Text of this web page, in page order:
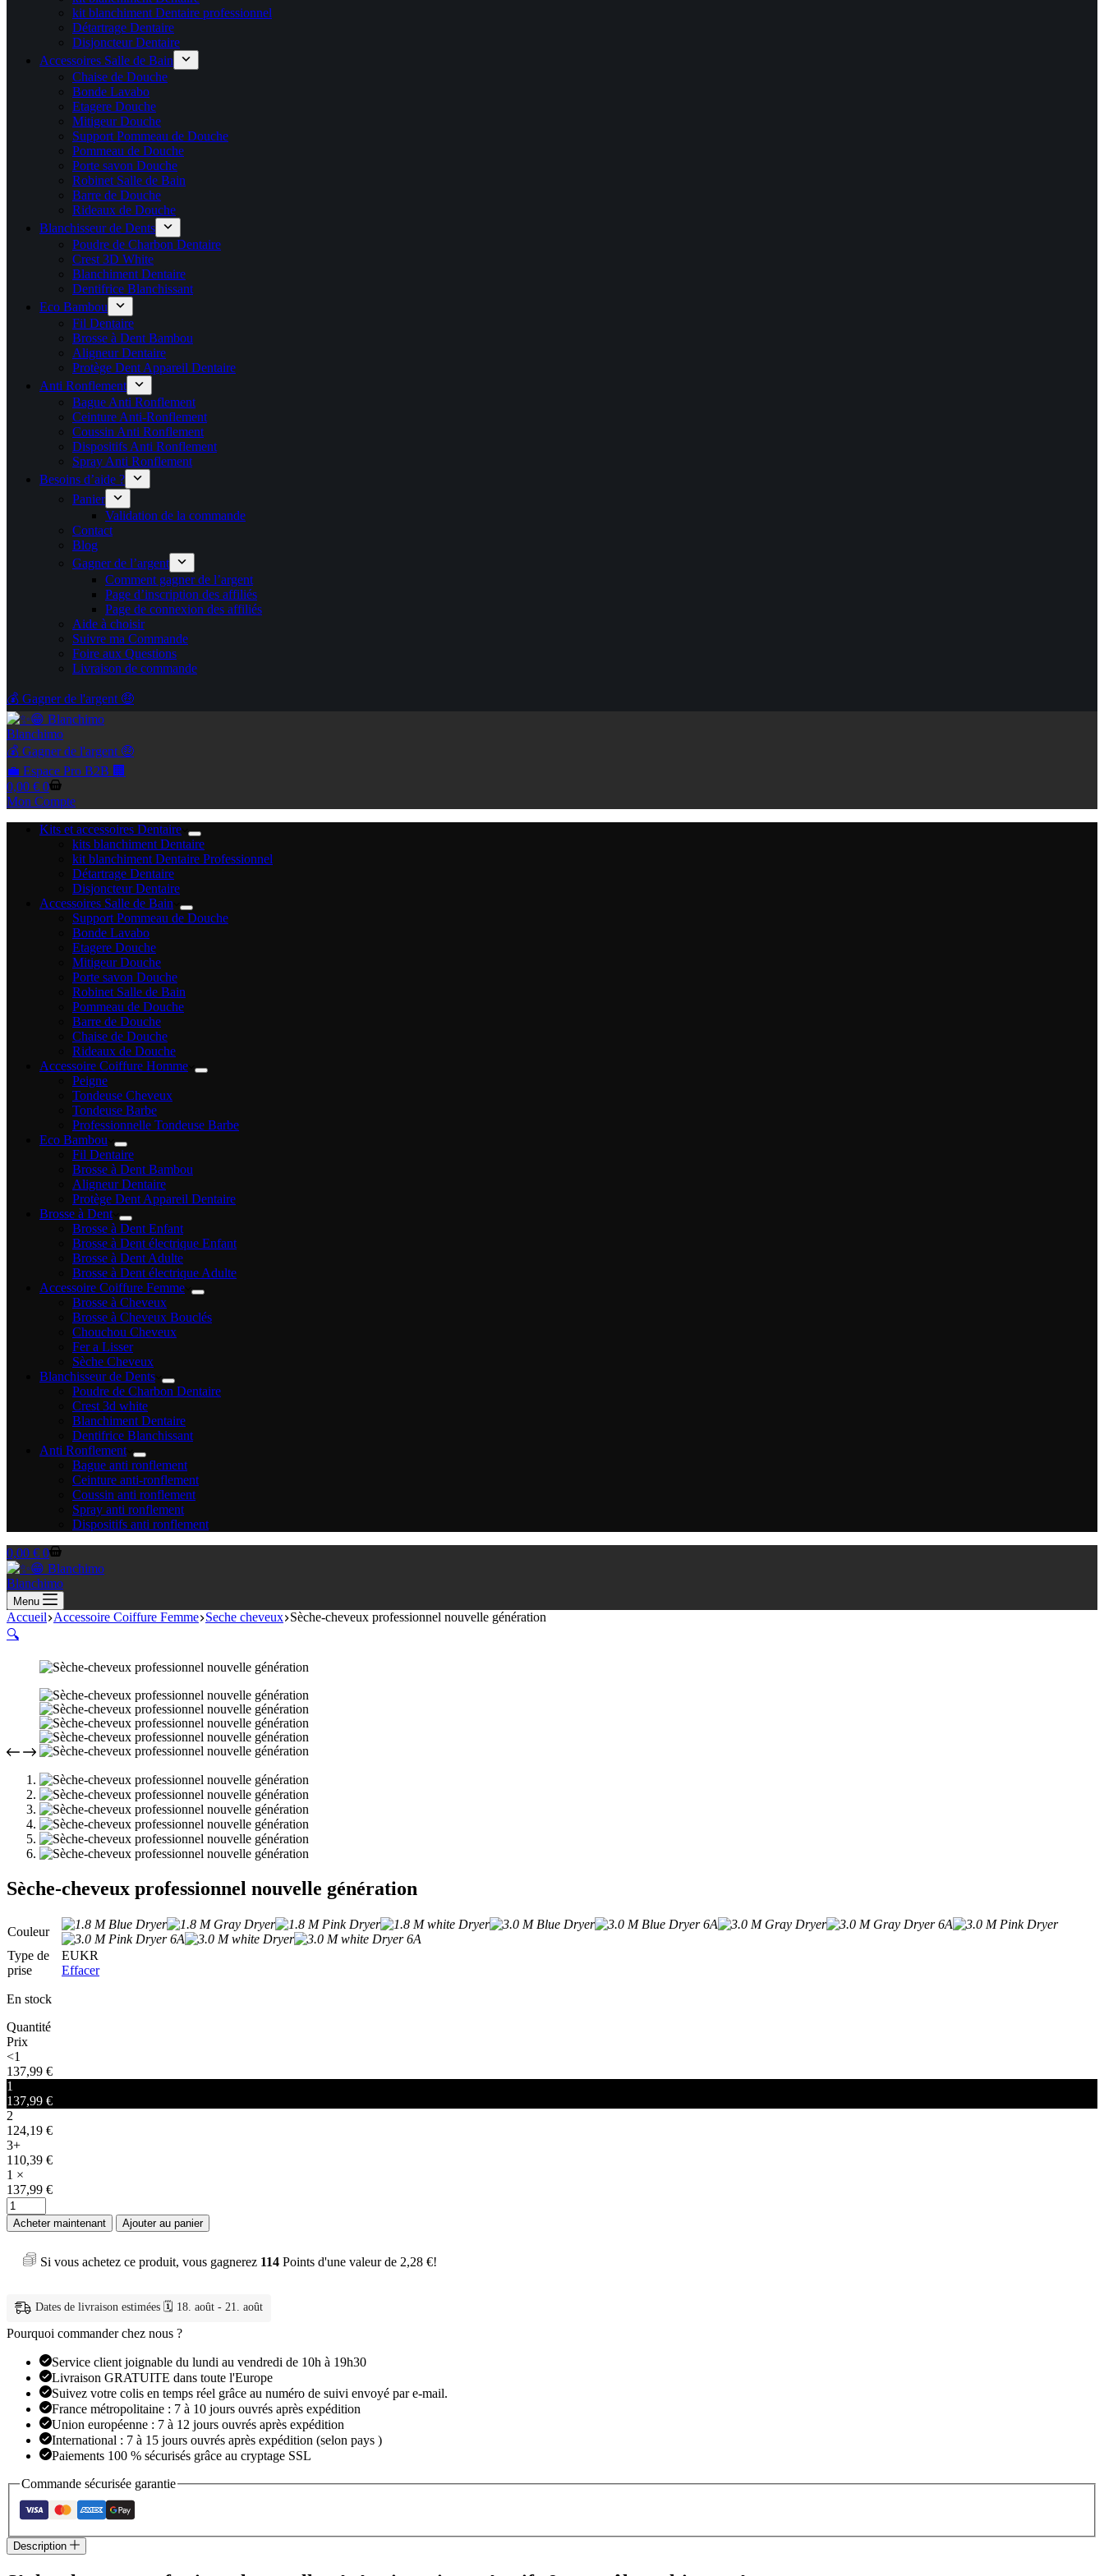
kit blanchiment Dentaire professionnel
Détartrage Dentaire
Disjoncteur Dentaire
Accessoires Salle de Bain
Chaise de Douche
Bonde Lavabo
Etagere Douche
Mitigeur Douche
Support Pommeau de Douche
Pommeau de Douche
Porte savon Douche
Robinet Salle de Bain
Barre de Douche
Rideaux de Douche
Blanchisseur de Dents
Poudre de Charbon Dentaire
Crest 3D White
Blanchiment Dentaire
Dentifrice Blanchissant
Eco Bambou
Fil Dentaire
Brosse à Dent Bambou
Aligneur Dentaire
Protège Dent Appareil Dentaire
Anti Ronflement
Bague Anti Ronflement
Ceinture Anti-Ronflement
Coussin Anti Ronflement
Dispositifs Anti Ronflement
Spray Anti Ronflement
Besoins d’aide ?
Panier
Validation de la commande
Contact
Blog
Gagner de l’argent
Comment gagner de l’argent
Page d’inscription des affiliés
Page de connexion des affiliés
Aide à choisir
Suivre ma Commande
Foire aux Questions
Livraison de commande
💰 Gagner de l'argent 🤑
Blanchimo
💰 Gagner de l'argent 🤑
💼 Espace Pro B2B 🏢
Panier
d’achat
0,00 € 0
Mon Compte
Kits et accessoires Dentaire
kits blanchiment Dentaire
kit blanchiment Dentaire Professionnel
Détartrage Dentaire
Disjoncteur Dentaire
Accessoires Salle de Bain
Support Pommeau de Douche
Bonde Lavabo
Etagere Douche
Mitigeur Douche
Porte savon Douche
Robinet Salle de Bain
Pommeau de Douche
Barre de Douche
Chaise de Douche
Rideaux de Douche
Accessoire Coiffure Homme
Peigne
Tondeuse Cheveux
Tondeuse Barbe
Professionnelle Tondeuse Barbe
Eco Bambou
Fil Dentaire
Brosse à Dent Bambou
Aligneur Dentaire
Protège Dent Appareil Dentaire
Brosse à Dent
Brosse à Dent Enfant
Brosse à Dent électrique Enfant
Brosse à Dent Adulte
Brosse à Dent électrique Adulte
Accessoire Coiffure Femme
Brosse à Cheveux
Brosse à Cheveux Bouclés
Chouchou Cheveux
Fer a Lisser
Sèche Cheveux
Blanchisseur de Dents
Poudre de Charbon Dentaire
Crest 3d white
Blanchiment Dentaire
Dentifrice Blanchissant
Anti Ronflement
Bague anti ronflement
Ceinture anti-ronflement
Coussin anti ronflement
Spray anti ronflement
Dispositifs anti ronflement
Panier
d’achat
0,00 € 0
Blanchimo
Menu
Accueil Accessoire Coiffure Femme Seche cheveux Sèche-cheveux professionnel nouvelle génération
🔍
Sèche-cheveux professionnel nouvelle génération
Couleur
Type de
prise
EUKR
Effacer
En stock
Quantité
Prix
<1
137,99 €
1
137,99 €
2
124,19 €
3+
110,39 €
1 ×
137,99 €
quantité
de
Sèche-
professionnel
Acheter maintenant Ajouter au panier
Si vous achetez ce produit, vous gagnerez 114 Points d'une valeur de 2,28 €!
Dates de livraison estimées 🗓️ 18. août - 21. août
Pourquoi commander chez nous ?
Service client joignable du lundi au vendredi de 10h à 19h30
Livraison GRATUITE dans toute l'Europe
Suivez votre colis en temps réel grâce au numéro de suivi envoyé par e-mail.
France métropolitaine : 7 à 10 jours ouvrés après expédition
Union européenne : 7 à 12 jours ouvrés après expédition
International : 7 à 15 jours ouvrés après expédition (selon pays )
Paiements 100 % sécurisés grâce au cryptage SSL
Commande sécurisée garantie
Description